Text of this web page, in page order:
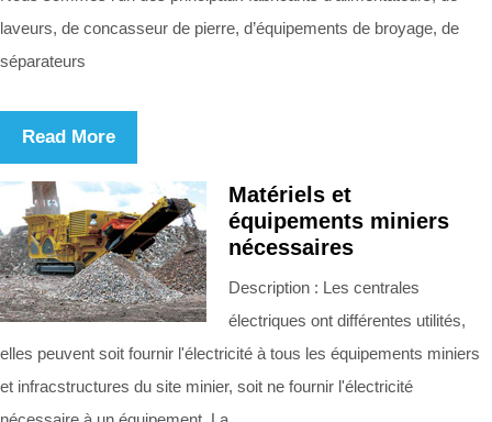
laveurs, de concasseur de pierre, d’équipements de broyage, de
séparateurs
Read More
Matériels et
équipements miniers
nécessaires
Description : Les centrales
électriques ont différentes utilités,
elles peuvent soit fournir l'électricité à tous les équipements miniers
et infracstructures du site minier, soit ne fournir l'électricité